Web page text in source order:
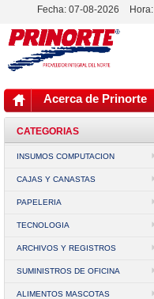
Fecha: 07-08-2026 Hora:
Acerca de Prinorte
CATEGORIAS
INSUMOS COMPUTACION
CAJAS Y CANASTAS
PAPELERIA
TECNOLOGIA
ARCHIVOS Y REGISTROS
SUMINISTROS DE OFICINA
ALIMENTOS MASCOTAS